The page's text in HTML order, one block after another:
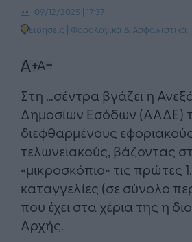
09/12/2025 | 17:37
Ειδήσεις | Φορολογικά & Ασφαλιστικά
Στη …σέντρα βγάζει η
Δημοσίων Εσόδων (ΑΑΔΕ)
διεφθαρμένους
τελωνειακούς, βάζοντας
«μικροσκόπιο» τις πρώτες
καταγγελίες (σε σύνολο
που έχει στα χέρια της η
Αρχής.